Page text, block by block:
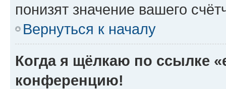
понизят значение вашего
Вернуться к началу
Когда я щёлкаю по ссылке
конференцию!